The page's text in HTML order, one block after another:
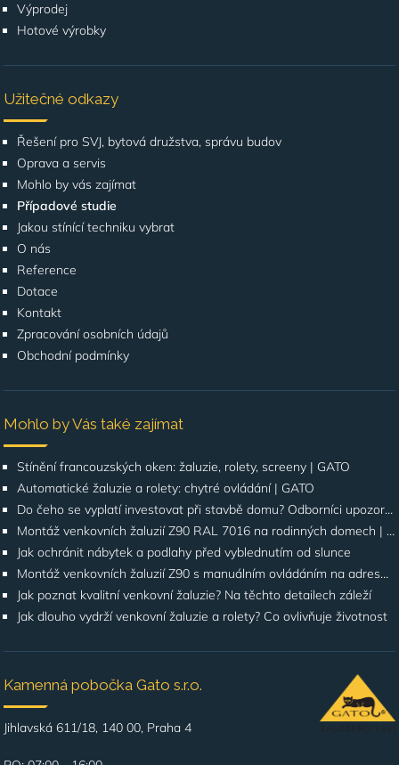
Výprodej
Hotové výrobky
Užitečné odkazy
Řešení pro SVJ, bytová družstva, správu budov
Oprava a servis
Mohlo by vás zajímat
Případové studie
Jakou stínící techniku vybrat
O nás
Reference
Dotace
Kontakt
Zpracování osobních údajů
Obchodní podmínky
Mohlo by Vás také zajímat
Stínění francouzských oken: žaluzie, rolety, screeny | GATO
Automatické žaluzie a rolety: chytré ovládání | GATO
Do čeho se vyplatí investovat při stavbě domu? Odborníci upozorňují na stínění oken
Montáž venkovních žaluzií Z90 RAL 7016 na rodinných domech | Případová studie
Jak ochránit nábytek a podlahy před vyblednutím od slunce
Montáž venkovních žaluzií Z90 s manuálním ovládáním na adrese Štúrova, Praha 4
Jak poznat kvalitní venkovní žaluzie? Na těchto detailech záleží
Jak dlouho vydrží venkovní žaluzie a rolety? Co ovlivňuje životnost
Kamenná pobočka Gato s.r.o.
Jihlavská 611/18, 140 00, Praha 4